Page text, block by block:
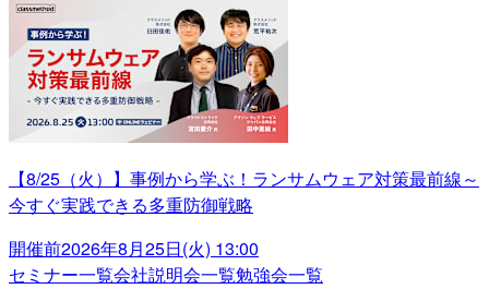
【8/25（火）】事例から学ぶ！ランサムウェア対策最前線～
今すぐ実践できる多重防御戦略
開催前2026年8月25日(火) 13:00
セミナー一覧会社説明会一覧勉強会一覧